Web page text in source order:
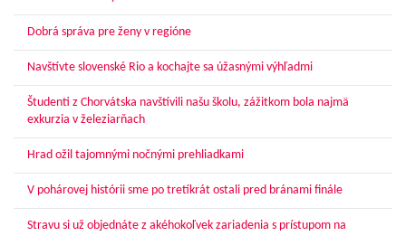
Dobrá správa pre ženy v regióne
Navštívte slovenské Rio a kochajte sa úžasnými výhľadmi
Študenti z Chorvátska navštívili našu školu, zážitkom bola najmä
exkurzia v železiarňach
Hrad ožil tajomnými nočnými prehliadkami
V pohárovej histórii sme po tretíkrát ostali pred bránami finále
Stravu si už objednáte z akéhokoľvek zariadenia s prístupom na